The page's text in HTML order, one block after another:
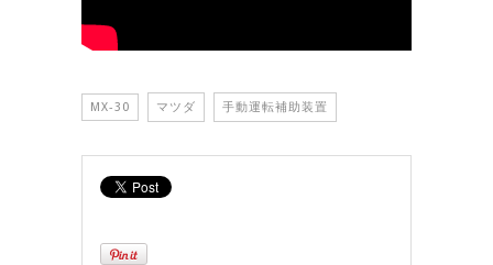
MX-30 マツダ 手動運転補助装置